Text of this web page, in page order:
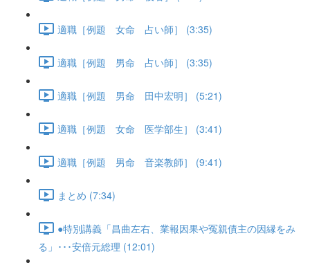
適職［例題 女命 占い師］ (3:35)
適職［例題 男命 占い師］ (3:35)
適職［例題 男命 田中宏明］ (5:21)
適職［例題 女命 医学部生］ (3:41)
適職［例題 男命 音楽教師］ (9:41)
まとめ (7:34)
●特別講義「昌曲左右、業報因果や冤親債主の因縁をみ
る」･･･安倍元総理 (12:01)